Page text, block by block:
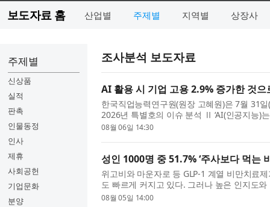
보도자료 홈 산업별 주제별 지역별 상장사
주제별
신상품
실적
판촉
인물동정
인사
제휴
사회공헌
기업문화
분양
조사분석 보도자료
AI 활용 시 기업 고용 2.9% 증가한 것으
한국직업능력연구원(원장 고혜원)은 7월 31일(
2026년 특별호의 이슈 분석 Ⅱ ‘AI(인공지능)
로 본 AI 활용의 고용 효과’를 통해 AI 활용
08월 06일 14:30
성인 1000명 중 51.7% ‘주사보다 먹는
위고비와 마운자로 등 GLP-1 계열 비만치료
도 빠르게 커지고 있다. 그러나 높은 인지도
보이는 소비자가 많은 것으로 나타났다. 리
08월 05일 14:00